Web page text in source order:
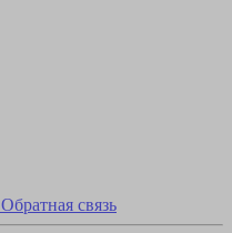
Обратная связь